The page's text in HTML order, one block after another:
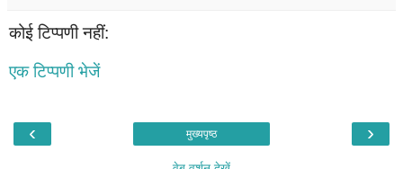
कोई टिप्पणी नहीं:
एक टिप्पणी भेजें
‹ ›
मुख्यपृष्ठ